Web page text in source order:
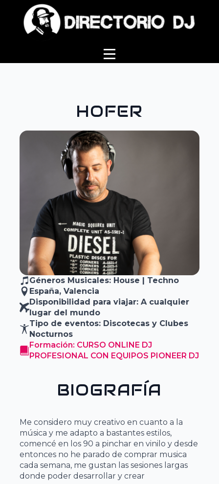
HOFER
Géneros Musicales: House | Techno
España, Valencia
Disponibilidad para viajar: A cualquier
lugar del mundo
Tipo de eventos: Discotecas y Clubes
Nocturnos
Formación: CURSO ONLINE DJ
PROFESIONAL CON EQUIPOS PIONEER DJ
BIOGRAFÍA
Me considero muy creativo en cuanto a la
música y me adapto a bastantes estilos,
comencé en los 90 a pinchar en vinilo y desde
entonces no he parado de comprar musica
cada semana, me gustan las sesiones largas
donde poder desarrollar y crear